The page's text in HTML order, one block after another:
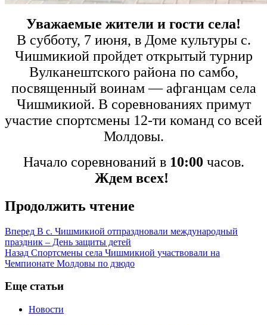
Уважаемые жители и гости села!
В субботу, 7 июня, в Доме культуры с.
Чишмикиой пройдет открытый турнир
Вулканештского района по самбо,
посвященный воинам — афганцам села
Чишмикиой. В соревнованиях примут
участие спортсмены 12-ти команд со всей
Молдовы.
Начало соревнований в 10:00 часов.
Ждем всех!
Продолжить чтение
Вперед В с. Чишмикиой отпраздновали международный
праздник – День защиты детей
Назад Спортсмены села Чишмикиой участвовали на
Чемпионате Молдовы по дзюдо
Еще статьи
Новости